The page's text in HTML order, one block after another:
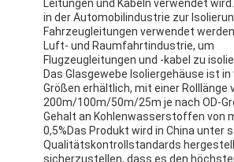
Folien-Baumwollstoff-Band
Stoff-Panzerklebeband
Doppeltes mit Seiten versehener
HAUSTIER Klebstreifen
Leitungen und Kabeln verwendet
in der Automobilindustrie zur
Fahrzeugleitungen verwendet
Luft- und Raumfahrtindustrie, um
Flugzeugleitungen und -kabel zu
Das Glasgewebe Isoliergehäuse ist
Größen erhältlich, mit einer Rolllänge
200m/100m/50m/25m je nach OD-
Gehalt an Kohlenwasserstoffen von
0,5%Das Produkt wird in China unter
Qualitätskontrollstandards
sicherzustellen, dass es den